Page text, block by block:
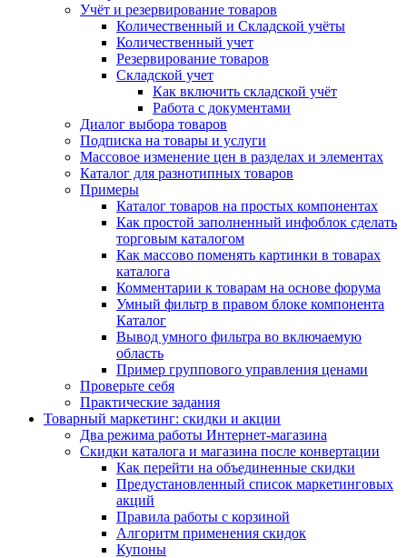
Учёт и резервирование товаров
Количественный и Складской учёты
Количественный учет
Резервирование товаров
Складской учет
Как включить складской учёт
Работа с документами
Диалог выбора товаров
Подписка на товары и услуги
Массовое изменение цен в разделах и элементах
Каталог для разнотипных товаров
Примеры
Каталог товаров на простых компонентах
Как простой заполненный инфоблок сделать
торговым каталогом
Как массово поменять картинки в товарах
каталога
Комментарии к товарам на основе форума
Умный фильтр в правом блоке компонента
Каталог
Вывод умного фильтра во включаемую
область
Пример группового управления ценами
Проверьте себя
Практические задания
Товарный маркетинг: скидки и акции
Два режима работы Интернет-магазина
Скидки каталога и магазина после конвертации
Как перейти на объединенные скидки
Предустановленный список маркетинговых
акций
Правила работы с корзиной
Алгоритм применения скидок
Купоны